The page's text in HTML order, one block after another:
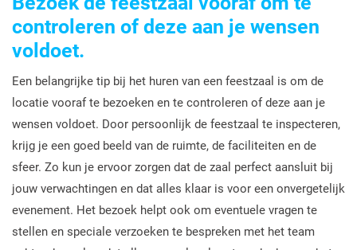
controleren of deze aan je wensen
voldoet.
Een belangrijke tip bij het huren van een feestzaal is om de
locatie vooraf te bezoeken en te controleren of deze aan je
wensen voldoet. Door persoonlijk de feestzaal te inspecteren,
krijg je een goed beeld van de ruimte, de faciliteiten en de
sfeer. Zo kun je ervoor zorgen dat de zaal perfect aansluit bij
jouw verwachtingen en dat alles klaar is voor een onvergetelijk
evenement. Het bezoek helpt ook om eventuele vragen te
stellen en speciale verzoeken te bespreken met het team